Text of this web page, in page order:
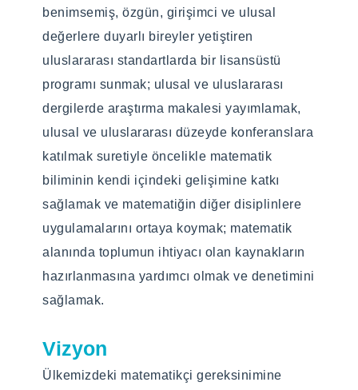
benimsemiş, özgün, girişimci ve ulusal
değerlere duyarlı bireyler yetiştiren
uluslararası standartlarda bir lisansüstü
programı sunmak; ulusal ve uluslararası
dergilerde araştırma makalesi yayımlamak,
ulusal ve uluslararası düzeyde konferanslara
katılmak suretiyle öncelikle matematik
biliminin kendi içindeki gelişimine katkı
sağlamak ve matematiğin diğer disiplinlere
uygulamalarını ortaya koymak; matematik
alanında toplumun ihtiyacı olan kaynakların
hazırlanmasına yardımcı olmak ve denetimini
sağlamak.
Vizyon
Ülkemizdeki matematikçi gereksinimine
Eğitim Türü
Yüz yüze
Programın Amacı
Matematiksel düşünme becerisine sahip,
sürekli gelişime açık, mesleki etik değerlerini
benimsemiş, özgün, girişimci ve ulusal
değerlere duyarlı bireyler yetiştiren
uluslararası standartlarda bir Tezli Yüksek
Lisans programı sunmak; eğitim, araştırma
veya matematiğin önemli olduğu bilim,
teknoloji, iş veya devletin ilgili alanlarında
gelişim sağlamak; ulusal ve uluslararası
dergilerde araştırma makalesi yayımlamak,
Eğitim Türü
Yüz yüze
Programın Amacı
Matematiksel düşünme becerisine sahip,
sürekli gelişime açık, mesleki etik değerlerini
benimsemiş, özgün, girişimci ve ulusal
değerlere duyarlı bireyler yetiştiren
uluslararası standartlarda bir Tezli Yüksek
Lisans programı sunmak; eğitim, araştırma
veya matematiğin önemli olduğu bilim,
teknoloji, iş veya devletin ilgili alanlarında
gelişim sağlamak; ulusal ve uluslararası
dergilerde araştırma makalesi yayımlamak,